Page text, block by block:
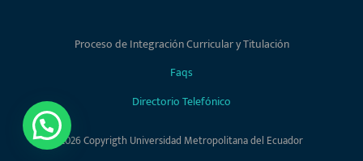
Proceso de Integración Curricular y Titulación
Faqs
Directorio Telefónico
2026 Copyrigth Universidad Metropolitana del Ecuador